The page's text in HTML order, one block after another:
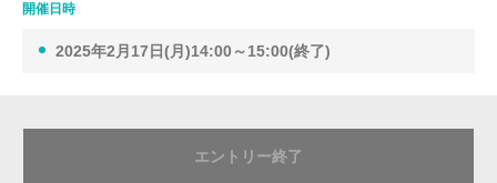
開催日時
2025年2月17日(月)14:00～15:00(終了)
エントリー終了